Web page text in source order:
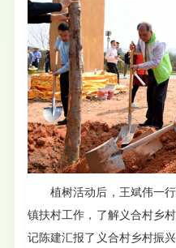
植树活动后，王斌伟一
镇扶村工作，了解义合村乡
记陈建汇报了义合村乡村振